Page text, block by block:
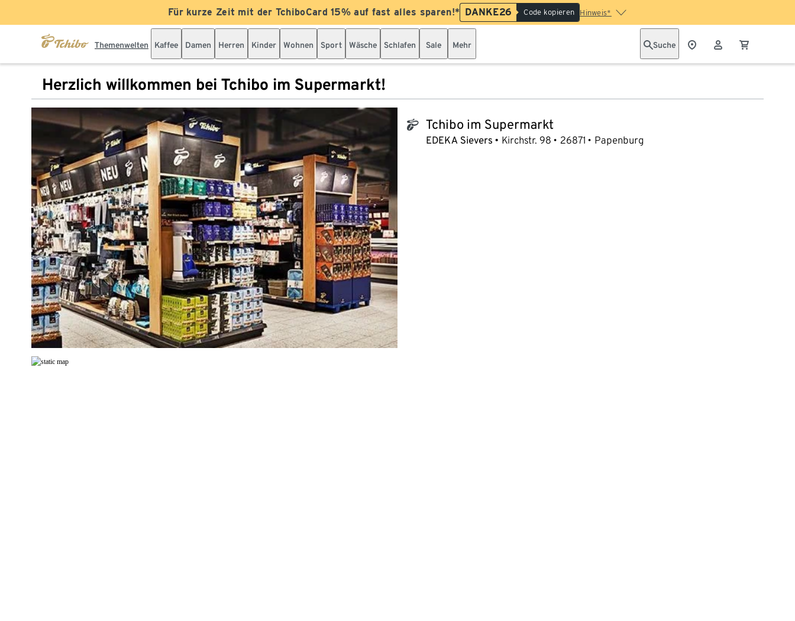
Für kurze Zeit mit der TchiboCard 15% auf fast alles sparen!* DANKE26 Code kopieren Hinweis*
Themenwelten Kaffee Damen Herren Kinder Wohnen Sport Wäsche Schlafen Sale Mehr Suche
Herzlich willkommen bei Tchibo im Supermarkt!
tchibo_logo Tchibo im Supermarkt
EDEKA Sievers Kirchstr. 98 26871 Papenburg